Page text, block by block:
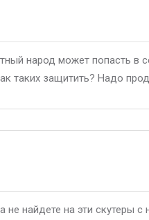
народ может попасть в
таких защитить? Надо
найдете на эти скутеры